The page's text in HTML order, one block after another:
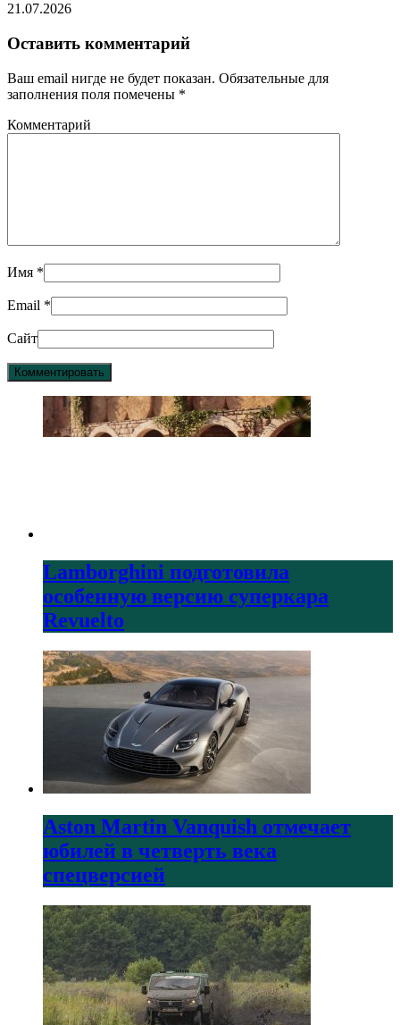
21.07.2026
Оставить комментарий
Ваш email нигде не будет показан. Обязательные для
заполнения поля помечены *
Комментарий
Имя *
Email *
Сайт
Lamborghini подготовила
особенную версию суперкара
Revuelto
Aston Martin Vanquish отмечает
юбилей в четверть века
спецверсией